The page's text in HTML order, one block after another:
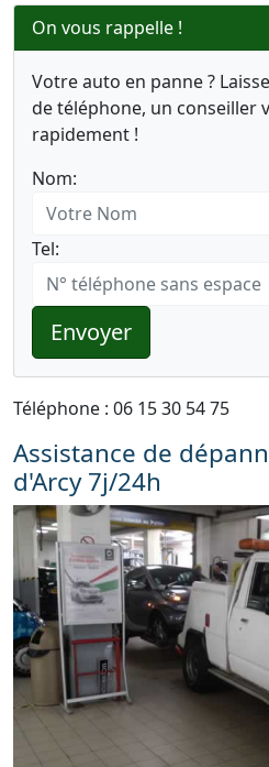
On vous rappelle !
Votre auto en panne ?
de téléphone, un conseiller
rapidement !
Nom:
Tel:
Envoyer
Téléphone : 06 15 30 54 75
Assistance de
d'Arcy 7j/24h